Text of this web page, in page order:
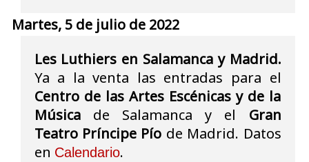
Martes, 5 de julio de 2022
Les Luthiers en Salamanca y Madrid.
Ya a la venta las entradas para el
Centro de las Artes Escénicas y de la
Músicade Salamanca y el Gran
Teatro Príncipe Pío de Madrid. Datos
en Calendario.